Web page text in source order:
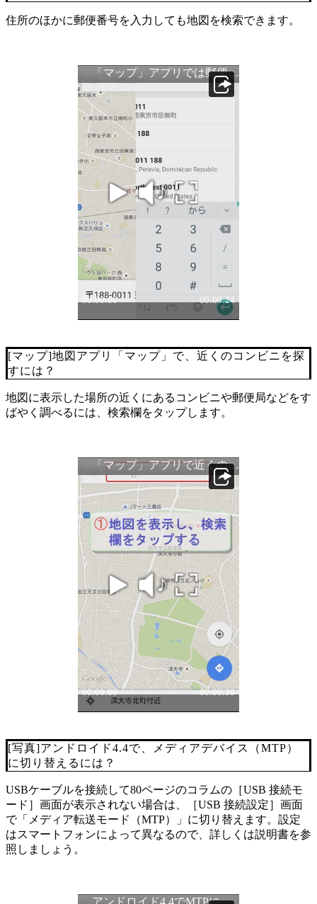
住所のほかに郵便番号を入力しても地図を検索できます。
[マップ]地図アプリ「マップ」で、近くのコンビニを探
すには？
地図に表示した場所の近くにあるコンビニや郵便局などをす
ばやく調べるには、検索欄をタップします。
[写真]アンドロイド4.4で、メディアデバイス（MTP）
に切り替えるには？
USBケーブルを接続して80ページのコラムの［USB 接続モ
ード］画面が表示されない場合は、［USB 接続設定］画面
で「メディア転送モード（MTP）」に切り替えます。設定
はスマートフォンによって異なるので、詳しくは説明書を参
照しましょう。